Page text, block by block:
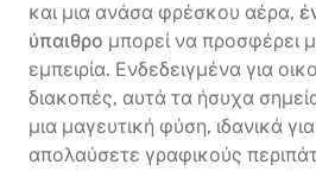
και μια ανάσα φρέσκου αέρα,
ύπαιθρο μπορεί να προσφέρει
εμπειρία. Ενδεδειγμένα για
διακοπές, αυτά τα ήσυχα
μια μαγευτική φύση, ιδανικά
απολαύσετε γραφικούς